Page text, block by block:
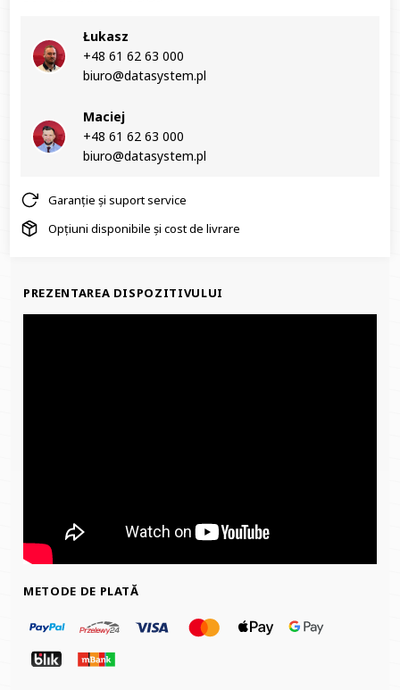
Łukasz
+48 61 62 63 000‬
biuro@datasystem.pl
Maciej
+48 61 62 63 000‬
biuro@datasystem.pl
Garanție și suport service
Opțiuni disponibile și cost de livrare
PREZENTAREA DISPOZITIVULUI
METODE DE PLATĂ